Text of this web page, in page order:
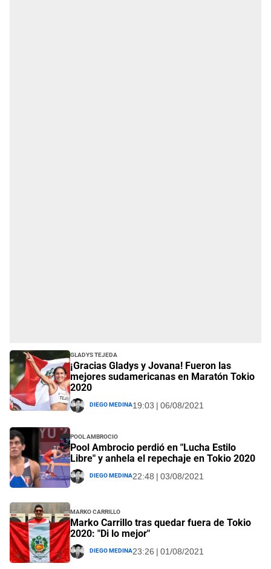
Gladys Tejeda
¡Gracias Gladys y Jovana! Fueron las
mejores sudamericanas en Maratón Tokio
2020
Diego Medina19:03 | 06/08/2021
Pool Ambrocio
Pool Ambrocio perdió en "Lucha Estilo
Libre" y anhela el repechaje en Tokio 2020
Diego Medina22:48 | 03/08/2021
Marko Carrillo
Marko Carrillo tras quedar fuera de Tokio
2020: "Di lo mejor"
Diego Medina23:26 | 01/08/2021